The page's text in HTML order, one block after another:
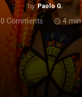
Paolo G.
0 Comments access_time 4